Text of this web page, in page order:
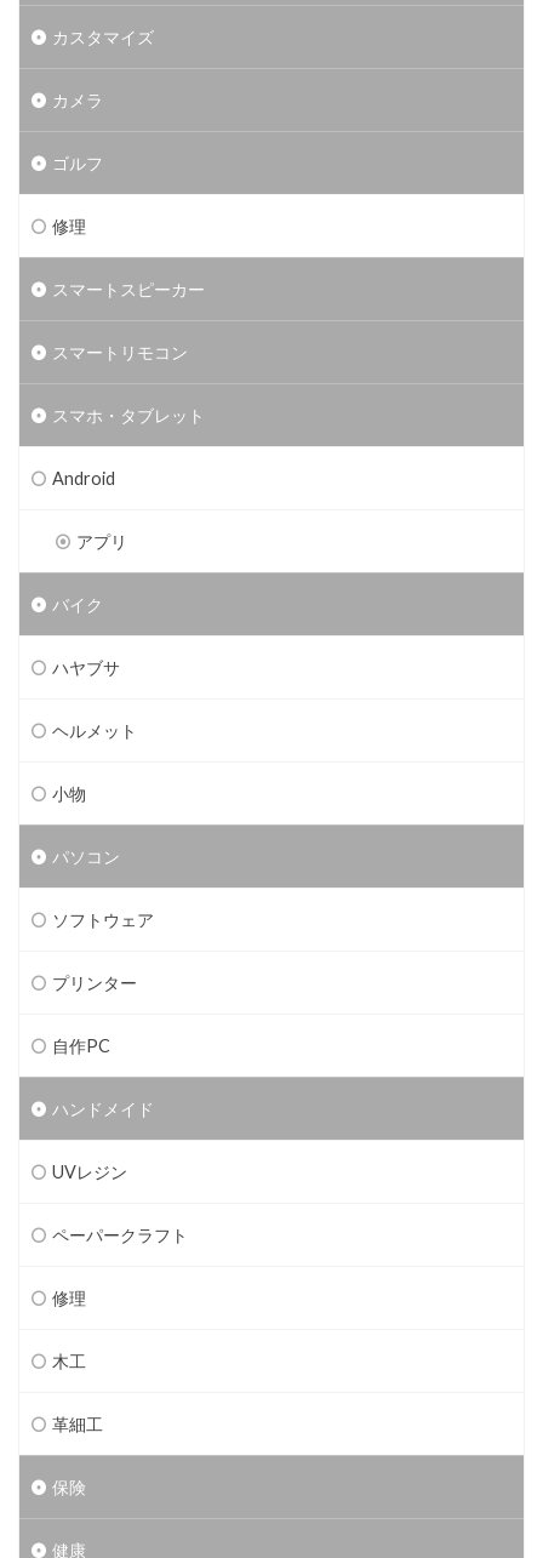
カスタマイズ
カメラ
ゴルフ
修理
スマートスピーカー
スマートリモコン
スマホ・タブレット
Android
アプリ
バイク
ハヤブサ
ヘルメット
小物
パソコン
ソフトウェア
プリンター
自作PC
ハンドメイド
UVレジン
ペーパークラフト
修理
木工
革細工
保険
健康